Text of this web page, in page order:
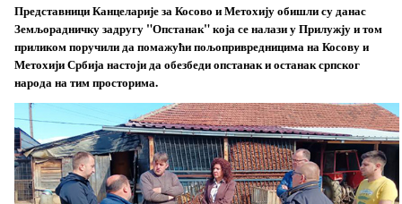
Представници Канцеларије за Косово и Метохију обишли су данас
Земљорадничку задругу "Опстанак" која се налази у Прилужју и том
приликом поручили да помажући пољопривредницима на Косову и
Метохији Србија настоји да обезбеди опстанак и останак српског
народа на тим просторима.